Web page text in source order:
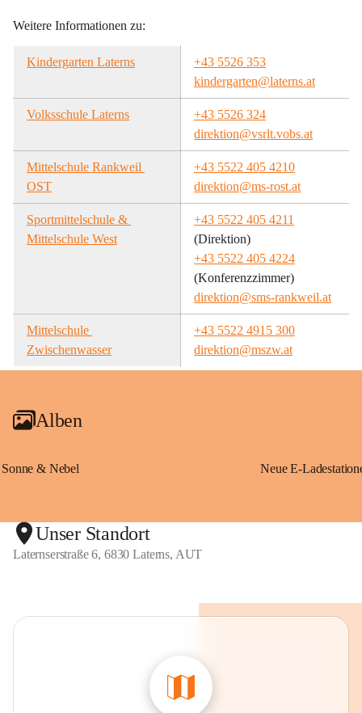
Weitere Informationen zu:
Kindergarten Laterns
+43 5526 353
kindergarten@laterns.at
Volksschule Laterns
+43 5526 324
direktion@vsrlt.vobs.at
Mittelschule Rankweil
OST
+43 5522 405 4210
direktion@ms-rost.at
Sportmittelschule &
Mittelschule West
+43 5522 405 4211
(Direktion)
+43 5522 405 4224
(Konferenzzimmer)
direktion@sms-rankweil.at
Mittelschule
Zwischenwasser
+43 5522 4915 300
direktion@mszw.at
Alben
Sonne & Nebel
Unser Standort
Laternserstraße 6, 6830 Laterns, AUT